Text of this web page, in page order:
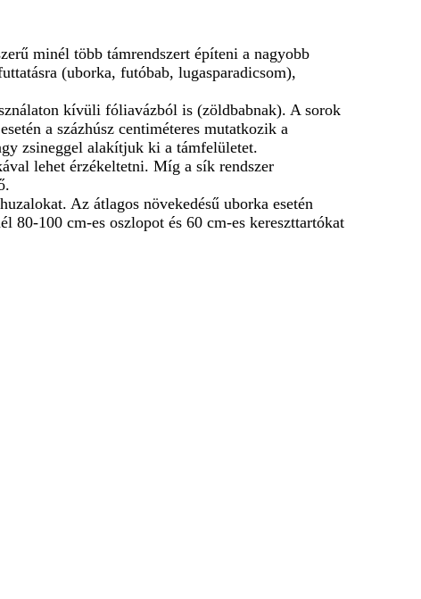
minél több támrendszert építeni a nagyobb
(uborka, futóbab, lugasparadicsom),
kívüli fóliavázból is (zöldbabnak). A sorok
a százhúsz centiméteres mutatkozik a
zsineggel alakítjuk ki a támfelületet.
lehet érzékeltetni. Míg a sík rendszer
Az átlagos növekedésű uborka esetén
80-100 cm-es oszlopot és 60 cm-es kereszttartókat